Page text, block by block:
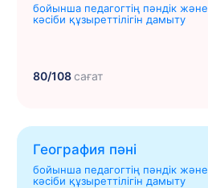
бойынша педагогтің пәндік және
кәсіби құзыреттілігін дамыту
80/108сағат
География пәні
бойынша педагогтің пәндік және
кәсіби құзыреттілігін дамыту